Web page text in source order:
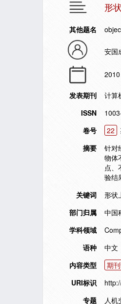
形
其他题名
安国
2010
发表期刊
计算
ISSN
卷号
22
摘要
针对
物体
点、
验结
关键词
形状
部门归属
中国
学科领域
语种
中文
内容类型
期
URI标识
专题
人机